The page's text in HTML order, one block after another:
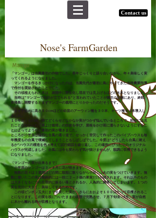
Contact us
Nose's FarmGarden
Mango
「マンゴー」は当園最初の作物でした。長年じっくりと語り合いながら、年々美味しく実
ってくれるようになりました。
マンゴーを作るきっかけになったのは、当園先代が最初に島にやってきた当時農業指導
で作付を奨励されたことでした。
その頃植えられた木は、疎開中に野生化し現在では見上げるほどの大木となりました。
当時は”マンゴーで生計が立てられる”と言われていたことが園主の記憶にあり、終戦
後帰島し開墾するとま ずマンゴーの栽培にとりかかったのだそうです。
まず手始めに高さ５０cmほどの幼苗のアーウィン種を３０本、キーツ種を４本導入し
ました。
１０年近くもの間、待てどくらせどなかなか実がつかず悩んでいるところで、戦前には見
たことのなかった「雨よけ栽培」の技術を学び、屋根をかけ雨に濡らさないようにするこ
とによってようやく最初の実が着きました。
ところが小笠原は猛烈な台風の通り道で、 せっかく苦労して作ったこのパイプハウスも毎
年幾度もの台風 で壊滅してしまうこともしばしばでした。今度は”どうしたら台風に耐え
るか”ハウスの構造を色々考えて試行錯誤を繰り返し、この場所にぴったりのオリジナル
ハウスが完成しました。台風には今も変わらず気が抜けませんが、順調に収穫できるよう
になりました。
〔マンゴーの実が出来るまで〕
小笠原のマンゴーは３～４月に花が咲きます。
無数の花々は３週間ほどの間に順順に散りながら小豆つぶ大の実をつけていきます。無
数に着いたこの実は最終的には一枝に２～３個の果実だけが残されます。それ以外のもの
は大きくなるにつれ生理的に振るい落とされるか、人為的に摘果してしまいます。１つの
実を充分に大きく、美味しくするためです。
この頃ピンポン玉大にまで生長した実が、さらにおおよそ１００日たって収穫されるこ
とになります。この実を枝についたままの状態で完熟させ、７月下旬頃～8月、実が自然
に木から離れる時が収穫となります。